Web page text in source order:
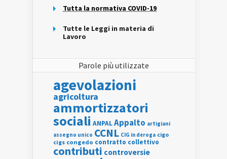
Tutta la normativa COVID-19
Tutte le Leggi in materia di
Lavoro
Parole più utilizzate
agevolazioni
agricoltura
ammortizzatori
sociali ANPALAppalto artigiani
assegno unico CCNL CIG in deroga cigo
cigs congedo contratto collettivo
contributi controversie